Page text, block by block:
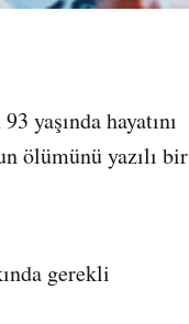
yaşında hayatını
ölümünü yazılı bir
gerekli